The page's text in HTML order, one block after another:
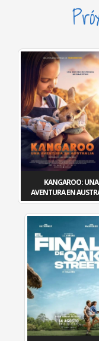
KANGAROO: UNA
AVENTURA EN